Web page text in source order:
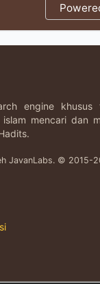
engine khusus
islam mencari dan
JavanLabs. © 2015-